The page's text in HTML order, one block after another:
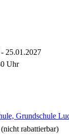
25.01.2027
Uhr
Grundschule
(nicht rabattierbar)